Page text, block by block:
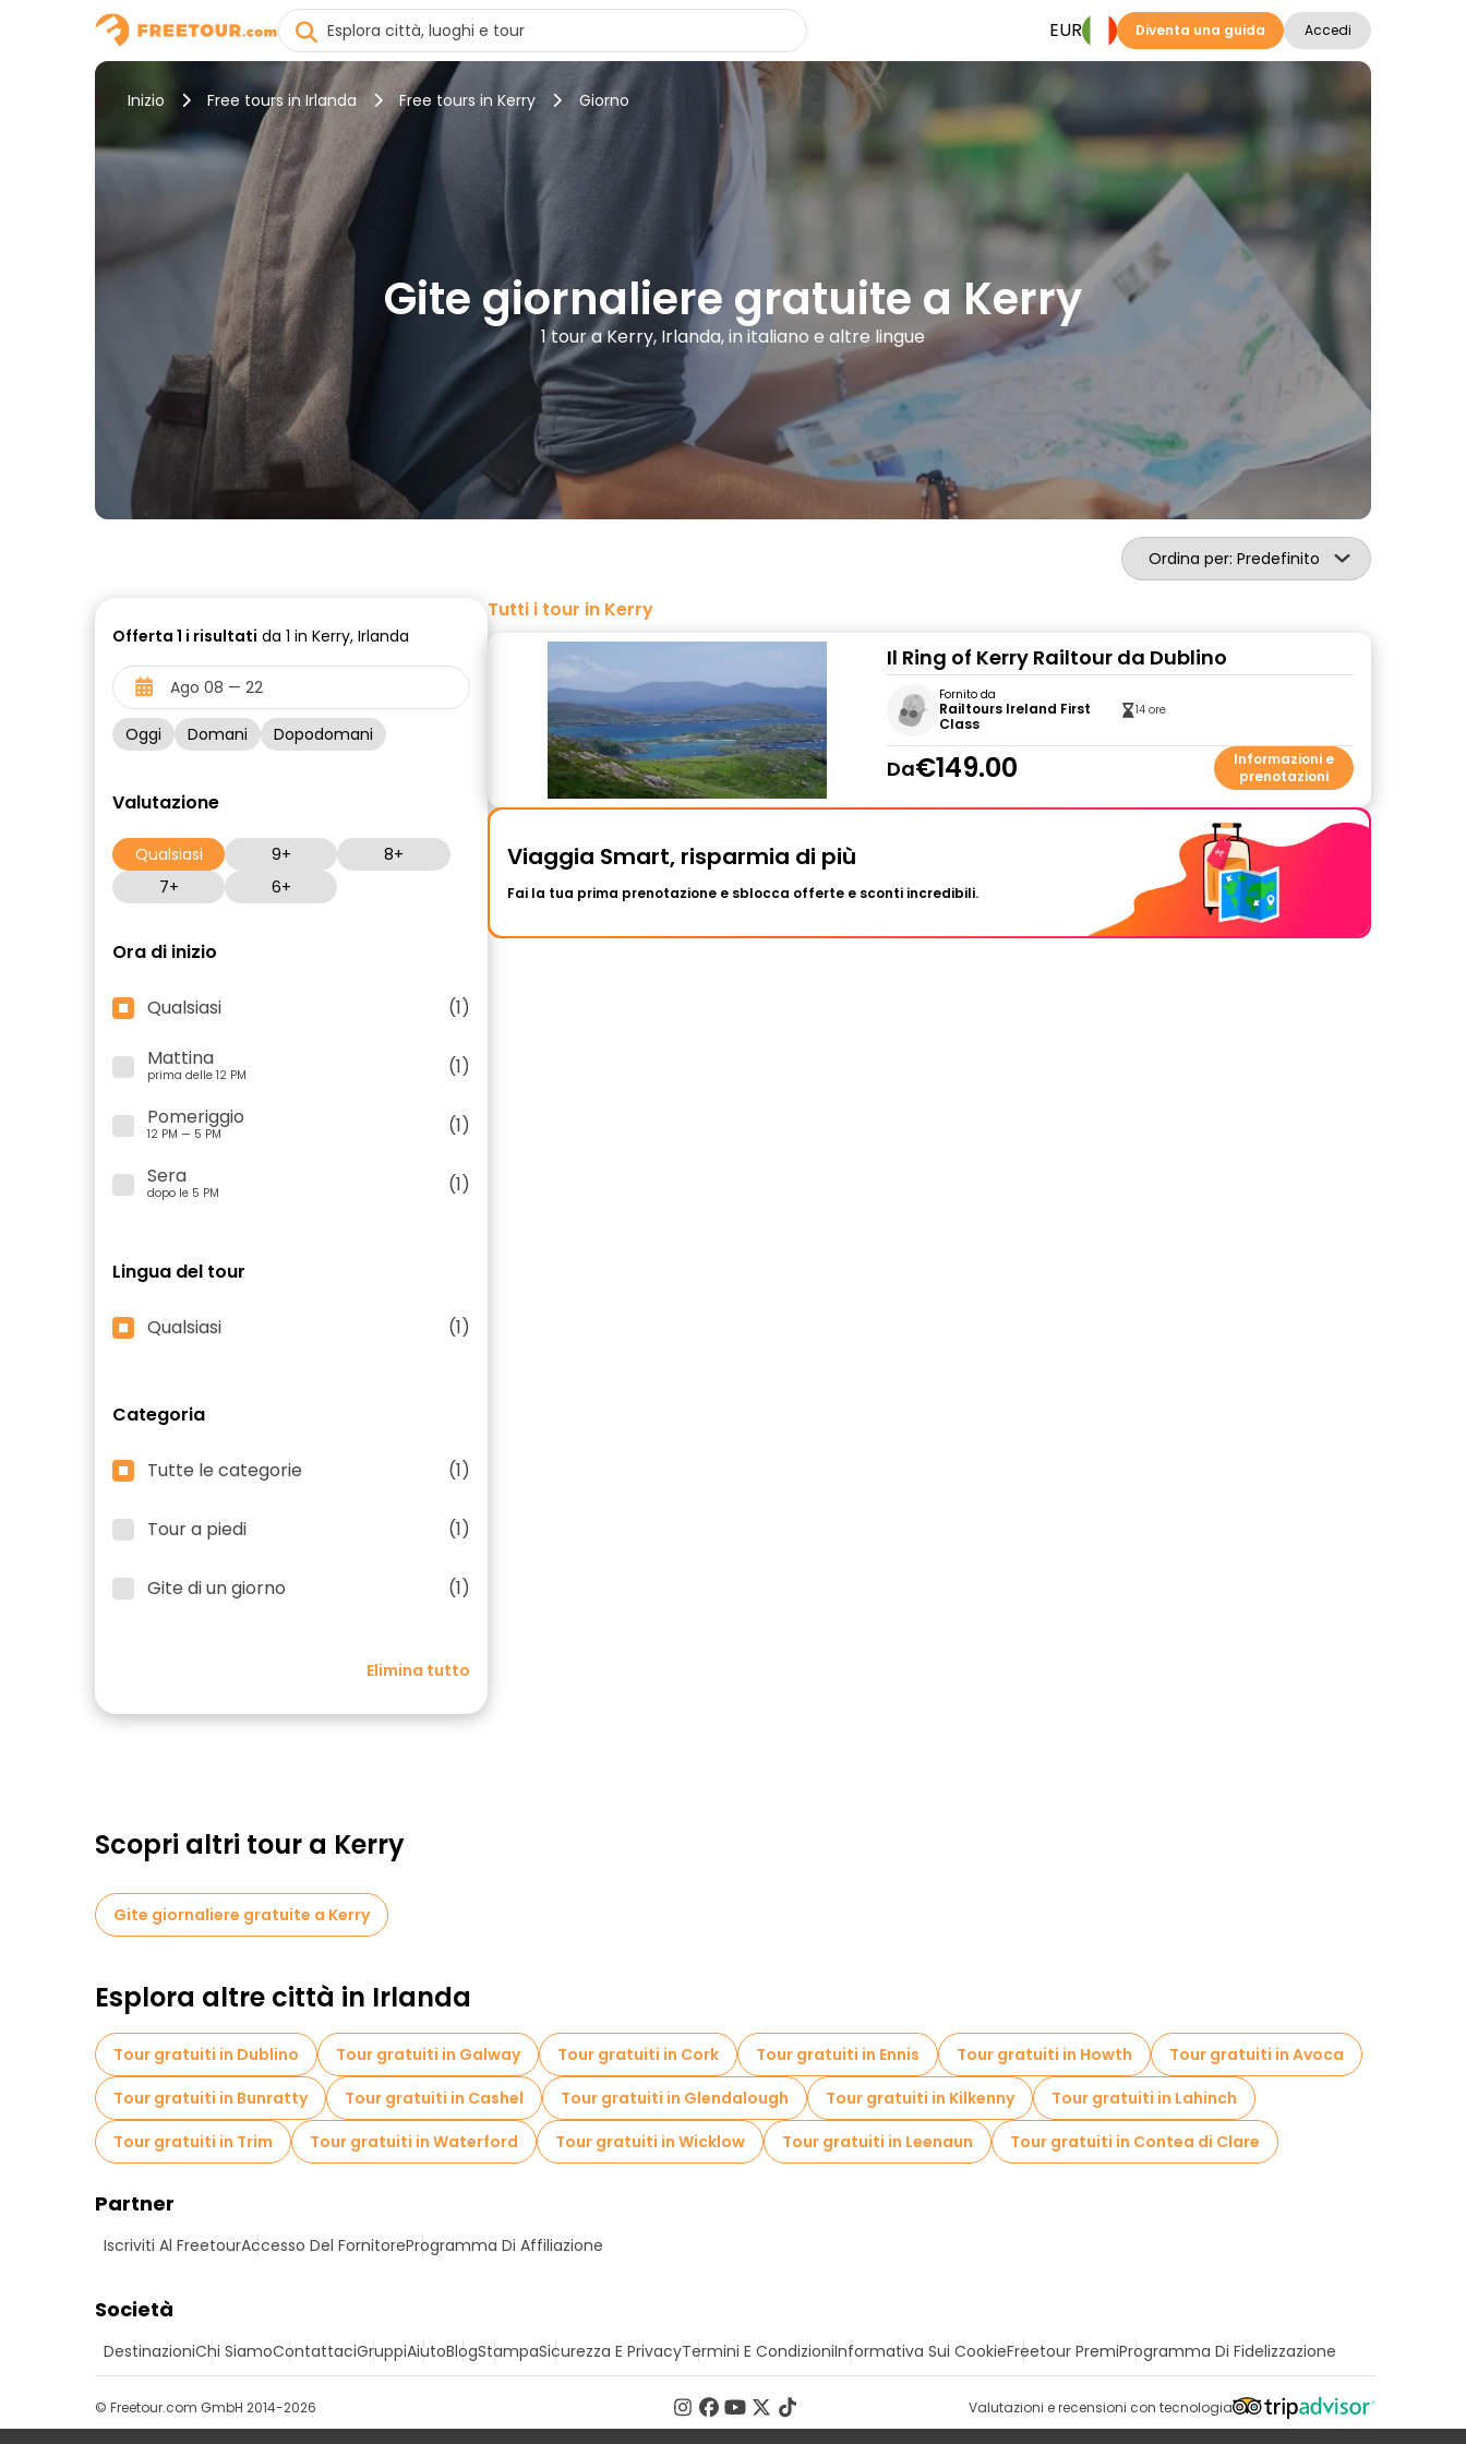
EUR Diventa una guida Accedi
Inizio Free tours in Irlanda Free tours in Kerry Giorno
Gite giornaliere gratuite a Kerry
1 tour a Kerry, Irlanda, in italiano e altre lingue
Ordina per: Predefinito
Offerta 1 i risultati da 1 in Kerry, Irlanda
Oggi Domani Dopodomani
Valutazione
Qualsiasi 9+
8+
7+
6+
Ora di inizio
Qualsiasi
(1)
Mattina
prima delle 12 PM
(1)
Pomeriggio
12 PM — 5 PM
(1)
Sera
dopo le 5 PM (1)
Lingua del tour
Qualsiasi (1)
Categoria
Tutte le categorie (1)
Tour a piedi (1)
Gite di un giorno (1)
Elimina tutto
Tutti i tour in Kerry
Il Ring of Kerry Railtour da Dublino
Fornito da
Railtours Ireland First
Class
14 ore
Da€149.00
Informazioni e
prenotazioni
Viaggia Smart, risparmia di più
Fai la tua prima prenotazione e sblocca offerte e sconti incredibili.
Scopri altri tour a Kerry
Gite giornaliere gratuite a Kerry
Esplora altre città in Irlanda
Tour gratuiti in Dublino Tour gratuiti in Galway Tour gratuiti in Cork Tour gratuiti in Ennis Tour gratuiti in Howth
Tour gratuiti in Avoca
Tour gratuiti in Bunratty
Tour gratuiti in Cashel Tour gratuiti in Glendalough Tour gratuiti in Kilkenny
Tour gratuiti in Lahinch
Tour gratuiti in Trim
Tour gratuiti in Waterford Tour gratuiti in Wicklow Tour gratuiti in Leenaun Tour gratuiti in Contea di Clare
Partner
Iscriviti Al FreetourAccesso Del FornitoreProgramma Di Affiliazione
Società
DestinazioniChi SiamoContattaciGruppiAiutoBlogStampaSicurezza E PrivacyTermini E CondizioniInformativa Sui CookieFreetour PremiProgramma Di Fidelizzazione
Valutazioni e recensioni con tecnologia
© Freetour.com GmbH 2014-2026